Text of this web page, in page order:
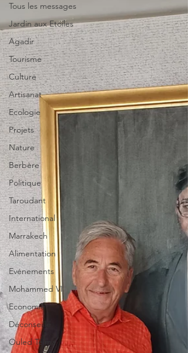
Tous les messages
Jardin aux Etoiles
Agadir
Tourisme
Culture
Artisanat
Ecologie
Projets
Nature
Berbère
Politique
Taroudant
International
Marrakech
Alimentation
Evénements
Mohammed VI
Economie
Déconseillé
Ouled Teima